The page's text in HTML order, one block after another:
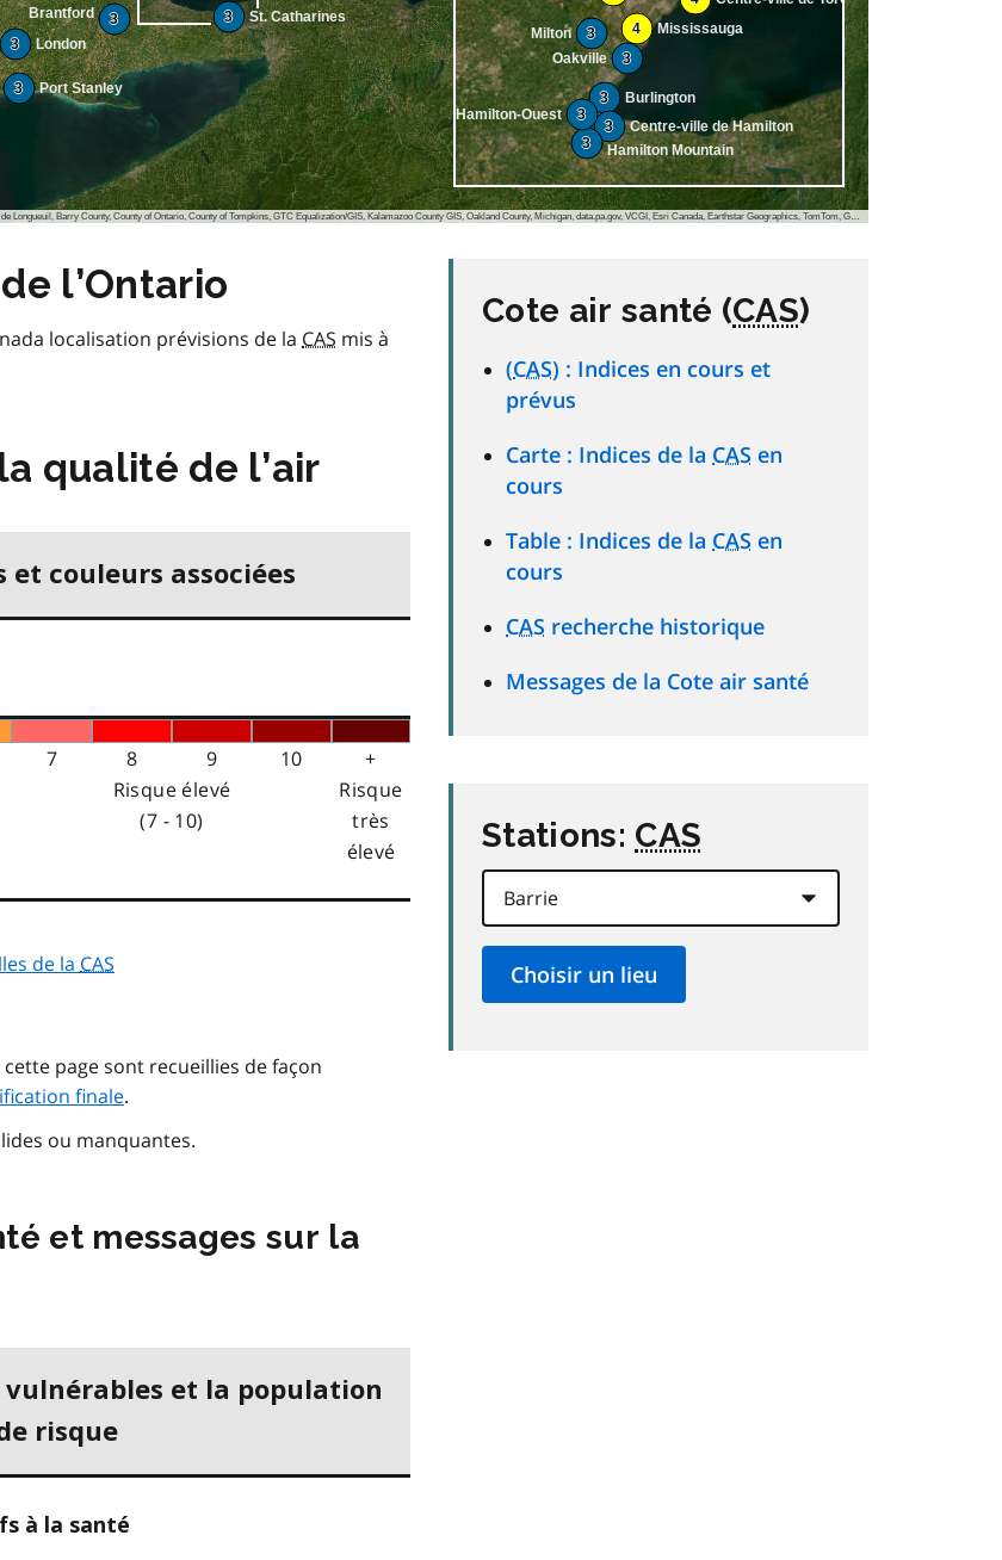
Brantford 3
London
3
Port Stanley
3
St. Catharines
3
County of Ontario, County of Tompkins, GTC Equalization/GIS, Kalamazoo County GIS, Oakland County, Michigan, data.pa.gov, VCGI, Esri Canada, Earthstar Geographics, TomTom, Garmin, FAO, NOAA, USGS, EPA, NPS, USFWS, NRCan, Parks Canada
Burlington
3
Centre-ville de Hamilton
3
Hamilton Mountain
3
Hamilton-Ouest 3
Milton 3 Mississauga
4
Oakville
3
l’Ontario
localisation prévisions de la CAS mis à
qualité de l’air
couleurs associées
7 8 9 10
+
Risque élevé
(7 - 10)
Risque
très
élevé
de la CAS
page sont recueillies de façon
finale.
ou manquantes.
et messages sur la
vulnérables et la population
risque
à la santé
Cote air santé (CAS)
(CAS) : Indices en cours et
prévus
Carte : Indices de la CAS en
cours
Table : Indices de la CAS en
cours
CAS recherche historique
Messages de la Cote air santé
Stations: CAS